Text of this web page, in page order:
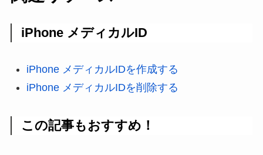
iPhone メディカルID
iPhone メディカルIDを作成する
iPhone メディカルIDを削除する
この記事もおすすめ！